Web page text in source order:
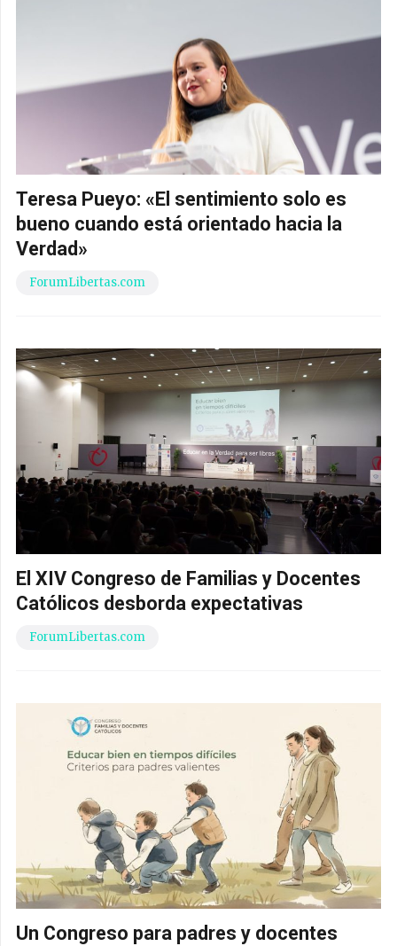
Teresa Pueyo: «El sentimiento solo es
bueno cuando está orientado hacia la
Verdad»
ForumLibertas.com
El XIV Congreso de Familias y Docentes
Católicos desborda expectativas
ForumLibertas.com
Un Congreso para padres y docentes